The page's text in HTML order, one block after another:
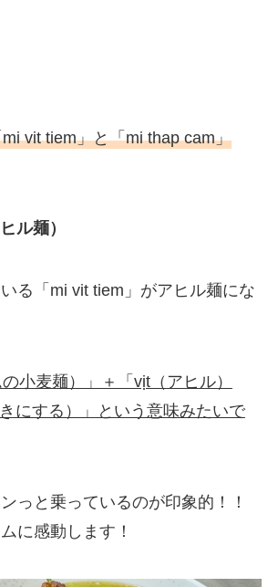
vit tiem」と「mi thap cam」
ル麺）
る「mi vit tiem」がアヒル麺にな
小麦麺）」＋「vịt（アヒル）
にする）」という意味みたいで
っと乗っているのが印象的！！
に感動します！